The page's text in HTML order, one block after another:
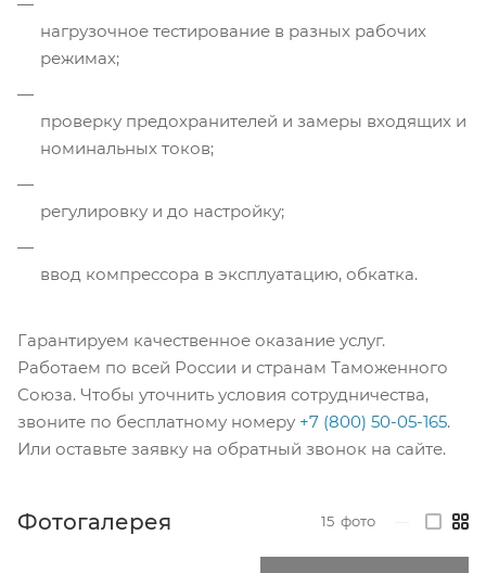
нагрузочное тестирование в разных рабочих
режимах;
проверку предохранителей и замеры входящих и
номинальных токов;
регулировку и до настройку;
ввод компрессора в эксплуатацию, обкатка.
Гарантируем качественное оказание услуг.
Работаем по всей России и странам Таможенного
Союза. Чтобы уточнить условия сотрудничества,
звоните по бесплатному номеру +7 (800) 50-05-165.
Или оставьте заявку на обратный звонок на сайте.
Фотогалерея 15 фото